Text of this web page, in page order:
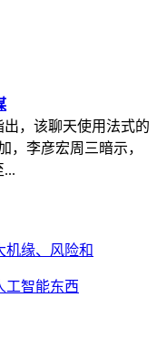
，该聊天使用法式的
，李彦宏周三暗示，
...
机缘、风险和
工智能东西